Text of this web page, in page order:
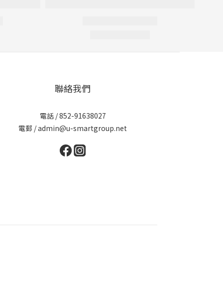
聯絡我們
電話 / 852-91638027
電郵 / admin@u-smartgroup.net